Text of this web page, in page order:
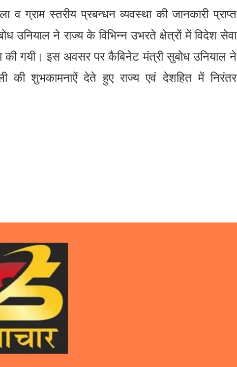
व ग्राम स्तरीय प्रबन्धन व्यवस्था की जानकारी प्राप्त
उनियाल ने राज्य के विभिन्न उभरते क्षेत्रों में विदेश सेवा
की गयी। इस अवसर पर कैबिनेट मंत्री सुबोध उनियाल ने
की शुभकामनाऐं देते हुए राज्य एवं देशहित में निरंतर